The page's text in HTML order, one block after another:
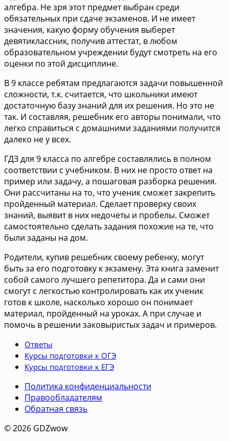
алгебра. Не зря этот предмет выбран среди
обязательных при сдаче экзаменов. И не имеет
значения, какую форму обучения выберет
девятиклассник, получив аттестат, в любом
образовательном учреждении будут смотреть на его
оценки по этой дисциплине.
В 9 классе ребятам предлагаются задачи повышенной
сложности, т.к. считается, что школьники имеют
достаточную базу знаний для их решения. Но это не
так. И составляя, решебник его авторы понимали, что
легко справиться с домашними заданиями получится
далеко не у всех.
ГДЗ для 9 класса по алгебре составлялись в полном
соответствии с учебником. В них не просто ответ на
пример или задачу, а пошаговая разборка решения.
Они рассчитаны на то, что ученик сможет закрепить
пройденный материал. Сделает проверку своих
знаний, выявит в них недочеты и пробелы. Сможет
самостоятельно сделать задания похожие на те, что
были заданы на дом.
Родители, купив решебник своему ребенку, могут
быть за его подготовку к экзамену. Эта книга заменит
собой самого лучшего репетитора. Да и сами они
смогут с легкостью контролировать как их ученик
готов к школе, насколько хорошо он понимает
материал, пройденный на уроках. А при случае и
помочь в решении заковыристых задач и примеров.
Ответы
Курсы подготовки к ОГЭ
Курсы подготовки к ЕГЭ
Политика конфиденциальности
Правообладателям
Обратная связь
© 2026 GDZwow